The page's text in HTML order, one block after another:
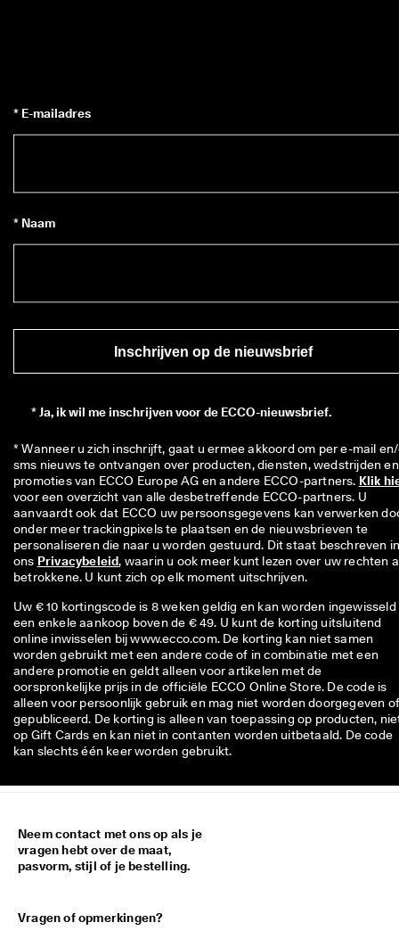
* E-mailadres
* Naam
Inschrijven op de nieuwsbrief
* Ja, ik wil me inschrijven voor de ECCO-nieuwsbrief.
* Wanneer u zich inschrijft, gaat u ermee akkoord om per e-mail
sms nieuws te ontvangen over producten, diensten, wedstrijden en
promoties van ECCO Europe AG en andere ECCO-partners. Klik
voor een overzicht van alle desbetreffende ECCO-partners. U
aanvaardt ook dat ECCO uw persoonsgegevens kan verwerken
onder meer trackingpixels te plaatsen en de nieuwsbrieven te
personaliseren die naar u worden gestuurd. Dit staat beschreven
ons Privacybeleid, waarin u ook meer kunt lezen over uw rechten
betrokkene. U kunt zich op elk moment uitschrijven.
Uw € 10 kortingscode is 8 weken geldig en kan worden ingewisseld
een enkele aankoop boven de € 49. U kunt de korting uitsluitend
online inwisselen bij www.ecco.com. De korting kan niet samen
worden gebruikt met een andere code of in combinatie met een
andere promotie en geldt alleen voor artikelen met de
oorspronkelijke prijs in de officiële ECCO Online Store. De code is
alleen voor persoonlijk gebruik en mag niet worden doorgegeven
gepubliceerd. De korting is alleen van toepassing op producten,
op Gift Cards en kan niet in contanten worden uitbetaald. De code
kan slechts één keer worden gebruikt.
Neem contact met ons op als je
vragen hebt over de maat,
pasvorm, stijl of je bestelling.
Vragen of opmerkingen?